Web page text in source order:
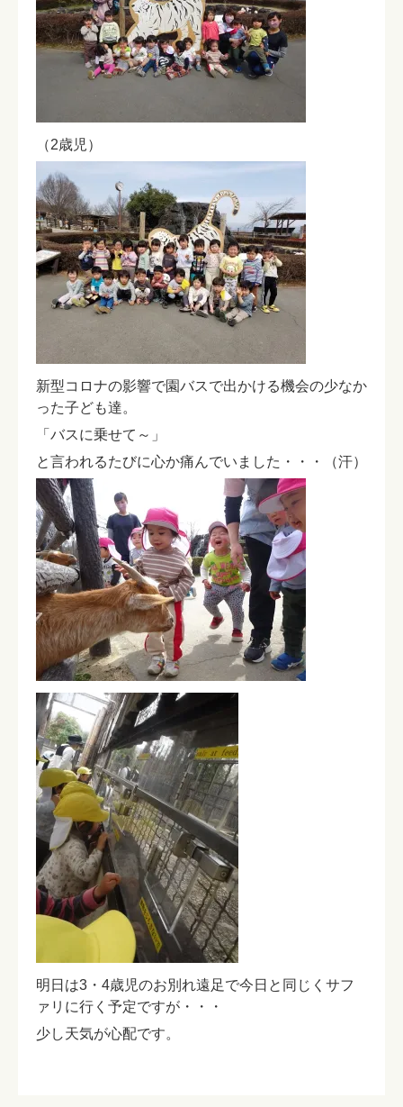
（2歳児）
新型コロナの影響で園バスで出かける機会の少なか
った子ども達。
「バスに乗せて～」
と言われるたびに心か痛んでいました・・・（汗）
明日は3・4歳児のお別れ遠足で今日と同じくサフ
ァリに行く予定ですが・・・
少し天気が心配です。